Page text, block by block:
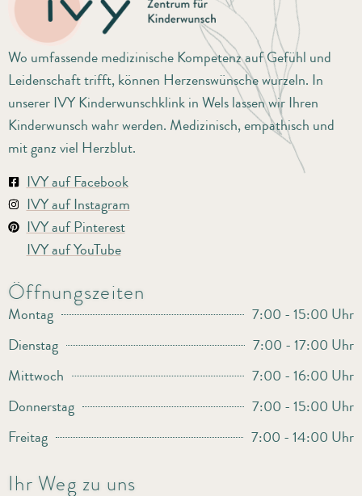
Wo umfassende medizinische Kompetenz auf Gefühl und
Leidenschaft trifft, können Herzenswünsche wurzeln. In
unserer IVY Kinderwunschklink in Wels lassen wir Ihren
Kinderwunsch wahr werden. Medizinisch, empathisch und
mit ganz viel Herzblut.
IVY auf Facebook
IVY auf Instagram
IVY auf Pinterest
IVY auf YouTube
Öffnungszeiten
Montag
7:00 - 15:00 Uhr
Dienstag
7:00 - 17:00 Uhr
Mittwoch
7:00 - 16:00 Uhr
Donnerstag
7:00 - 15:00 Uhr
Freitag
7:00 - 14:00 Uhr
Ihr Weg zu uns